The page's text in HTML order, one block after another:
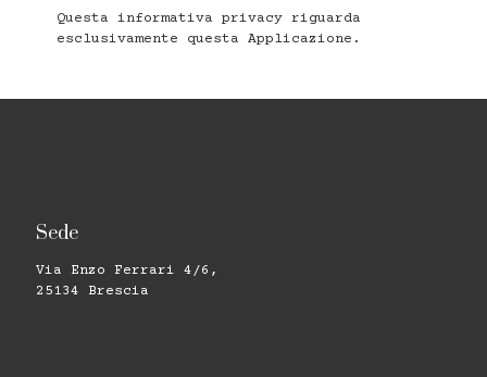
Questa informativa privacy riguarda
esclusivamente questa Applicazione.
Sede
Via Enzo Ferrari 4/6,
25134 Brescia